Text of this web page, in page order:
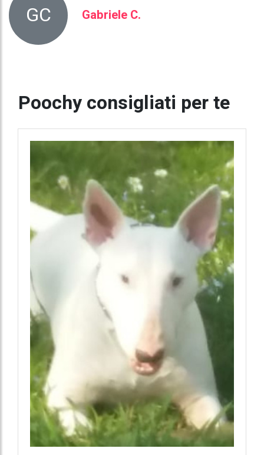
GC Gabriele C.
Poochy consigliati per te